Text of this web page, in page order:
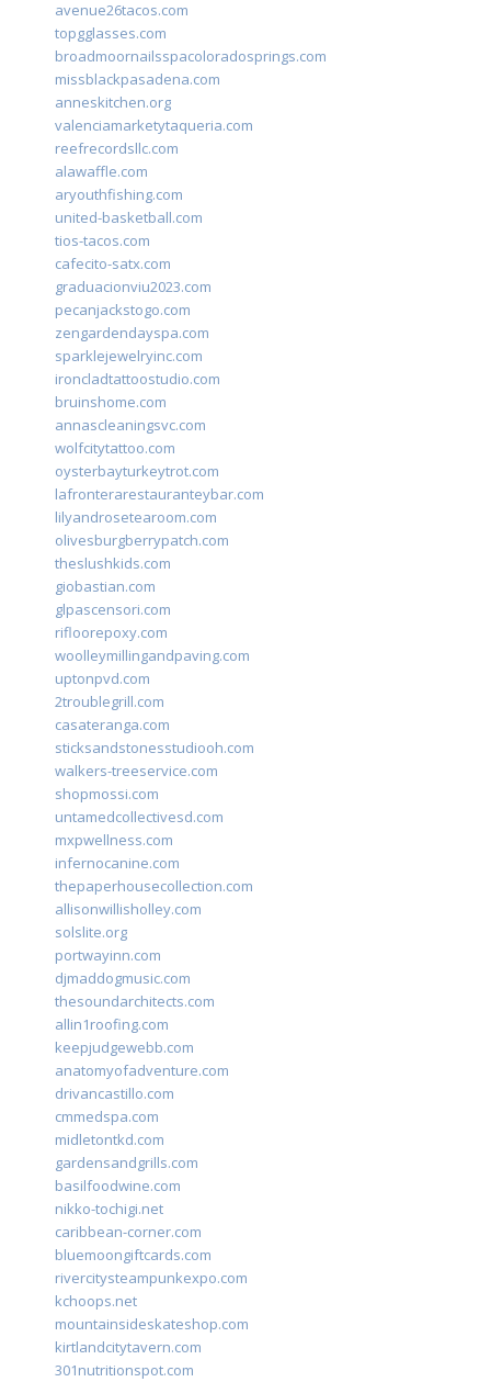
avenue26tacos.com
topgglasses.com
broadmoornailsspacoloradosprings.com
missblackpasadena.com
anneskitchen.org
valenciamarketytaqueria.com
reefrecordsllc.com
alawaffle.com
aryouthfishing.com
united-basketball.com
tios-tacos.com
cafecito-satx.com
graduacionviu2023.com
pecanjackstogo.com
zengardendayspa.com
sparklejewelryinc.com
ironcladtattoostudio.com
bruinshome.com
annascleaningsvc.com
wolfcitytattoo.com
oysterbayturkeytrot.com
lafronterarestauranteybar.com
lilyandrosetearoom.com
olivesburgberrypatch.com
theslushkids.com
giobastian.com
glpascensori.com
rifloorepoxy.com
woolleymillingandpaving.com
uptonpvd.com
2troublegrill.com
casateranga.com
sticksandstonesstudiooh.com
walkers-treeservice.com
shopmossi.com
untamedcollectivesd.com
mxpwellness.com
infernocanine.com
thepaperhousecollection.com
allisonwillisholley.com
solslite.org
portwayinn.com
djmaddogmusic.com
thesoundarchitects.com
allin1roofing.com
keepjudgewebb.com
anatomyofadventure.com
drivancastillo.com
cmmedspa.com
midletontkd.com
gardensandgrills.com
basilfoodwine.com
nikko-tochigi.net
caribbean-corner.com
bluemoongiftcards.com
rivercitysteampunkexpo.com
kchoops.net
mountainsideskateshop.com
kirtlandcitytavern.com
301nutritionspot.com